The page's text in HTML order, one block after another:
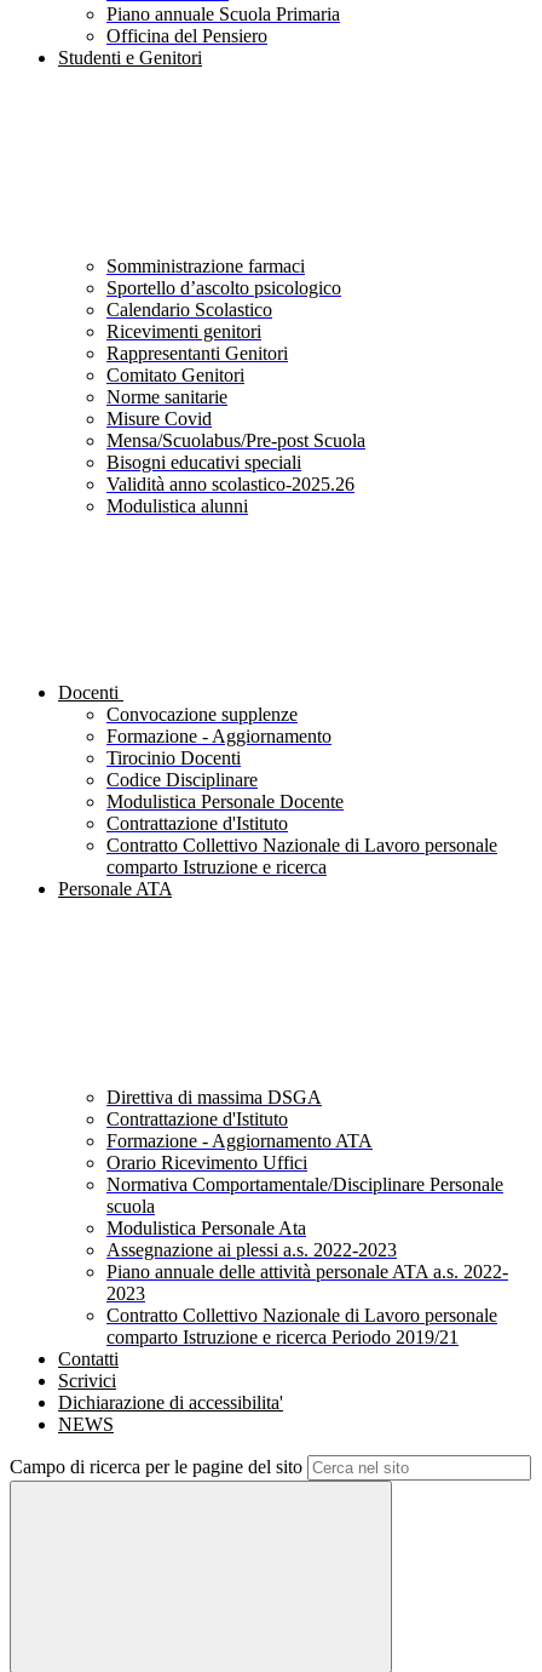
Piano annuale Scuola Primaria
Officina del Pensiero
Studenti e Genitori
Somministrazione farmaci
Sportello d’ascolto psicologico
Calendario Scolastico
Ricevimenti genitori
Rappresentanti Genitori
Comitato Genitori
Norme sanitarie
Misure Covid
Mensa/Scuolabus/Pre-post Scuola
Bisogni educativi speciali
Validità anno scolastico-2025.26
Modulistica alunni
Docenti
Convocazione supplenze
Formazione - Aggiornamento
Tirocinio Docenti
Codice Disciplinare
Modulistica Personale Docente
Contrattazione d'Istituto
Contratto Collettivo Nazionale di Lavoro personale
comparto Istruzione e ricerca
Personale ATA
Direttiva di massima DSGA
Contrattazione d'Istituto
Formazione - Aggiornamento ATA
Orario Ricevimento Uffici
Normativa Comportamentale/Disciplinare Personale
scuola
Modulistica Personale Ata
Assegnazione ai plessi a.s. 2022-2023
Piano annuale delle attività personale ATA a.s. 2022-
2023
Contratto Collettivo Nazionale di Lavoro personale
comparto Istruzione e ricerca Periodo 2019/21
Contatti
Scrivici
Dichiarazione di accessibilita'
NEWS
Campo di ricerca per le pagine del sito